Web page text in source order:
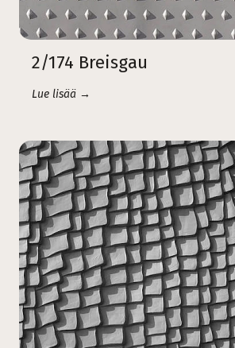
2/174 Breisgau
Lue lisää →